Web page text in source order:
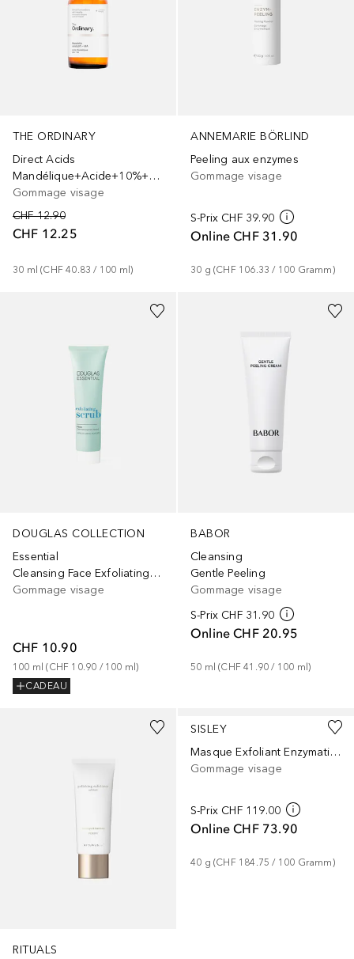
THE ORDINARY
Direct Acids
Mandélique+Acide+10%+++HA
Gommage visage
CHF 12.90
CHF 12.25
30 ml (CHF 40.83 / 100 ml)
ANNEMARIE BÖRLIND
Peeling aux enzymes
Gommage visage
S-Prix CHF 39.90
Online CHF 31.90
30 g (CHF 106.33 / 100 Gramm)
DOUGLAS COLLECTION
Essential
Cleansing Face Exfoliating Scrub
Gommage visage
CHF 10.90
100 ml (CHF 10.90 / 100 ml)
CADEAU
BABOR
Cleansing
Gentle Peeling
Gommage visage
S-Prix CHF 31.90
Online CHF 20.95
50 ml (CHF 41.90 / 100 ml)
RITUALS
SISLEY
Masque Exfoliant Enzymatique
Gommage visage
S-Prix CHF 119.00
Online CHF 73.90
40 g (CHF 184.75 / 100 Gramm)